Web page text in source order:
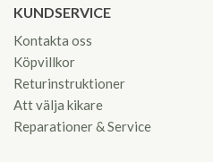
KUNDSERVICE
Kontakta oss
Köpvillkor
Returinstruktioner
Att välja kikare
Reparationer & Service